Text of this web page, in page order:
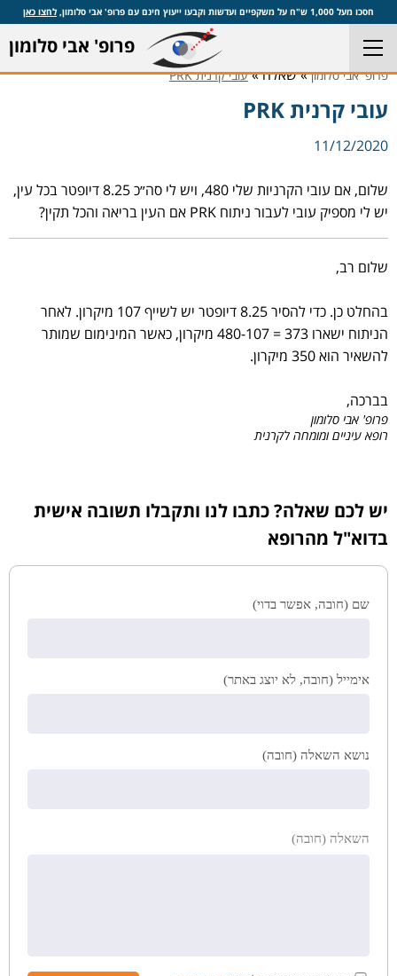
חסכו מעל 1,000 ש"ח על משקפיים ועדשות וקבעו ייעוץ חינם עם פרופ' אבי סלומון, לחצו כאן
פרופ' אבי סלומון
פרופ' אבי סלומון» שאלה »עובי קרנית PRK
עובי קרנית PRK
11/12/2020
שלום, אם עובי הקרניות שלי 480, ויש לי סה״כ 8.25 דיופטר בכל עין,
יש לי מספיק עובי לעבור ניתוח PRK אם העין בריאה והכל תקין?
שלום רב,
בהחלט כן. כדי להסיר 8.25 דיופטר יש לשייף 107 מיקרון. לאחר
הניתוח ישארו 373 = 480-107 מיקרון, כאשר המינימום שמותר
להשאיר הוא 350 מיקרון.
בברכה,
פרופ' אבי סלומון
רופא עיניים ומומחה לקרנית
יש לכם שאלה? כתבו לנו ותקבלו תשובה אישית
בדוא"ל מהרופא
שם (חובה, אפשר בדוי)
אימייל (חובה, לא יוצג באתר)
נושא השאלה (חובה)
השאלה (חובה)